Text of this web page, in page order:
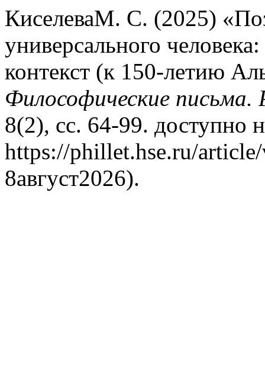
КиселеваМ. С. (2025)
универсального
контекст (к 150-летию
Философические письма.
8(2), сс. 64-99. доступно
https://phillet.hse.ru/
8август2026).